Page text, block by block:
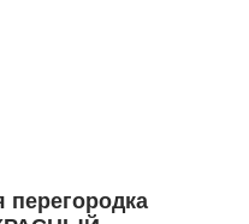
перегородка